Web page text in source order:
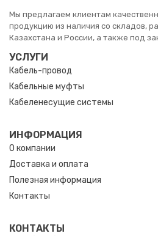
Мы предлагаем клиентам
продукцию из наличия со складов,
Казахстана и России, а также под
УСЛУГИ
Кабель-провод
Кабельные муфты
Кабеленесущие системы
ИНФОРМАЦИЯ
О компании
Доставка и оплата
Полезная информация
Контакты
КОНТАКТЫ